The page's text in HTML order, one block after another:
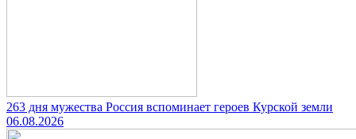
263 дня мужества Россия вспоминает героев Курской земли
06.08.2026